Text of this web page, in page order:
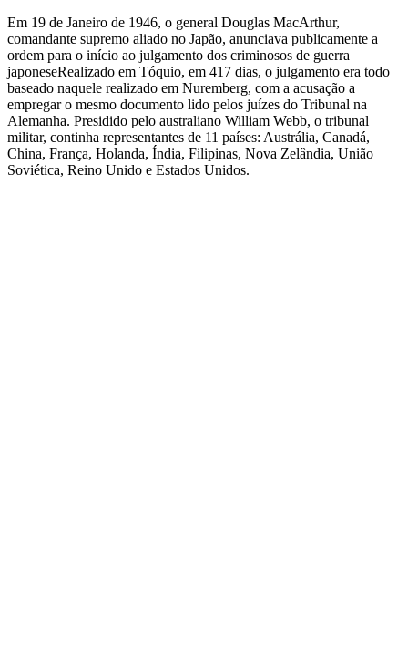
Em 19 de Janeiro de 1946, o general Douglas MacArthur,
comandante supremo aliado no Japão, anunciava publicamente a
ordem para o início ao julgamento dos criminosos de guerra
japoneseRealizado em Tóquio, em 417 dias, o julgamento era todo
baseado naquele realizado em Nuremberg, com a acusação a
empregar o mesmo documento lido pelos juízes do Tribunal na
Alemanha. Presidido pelo australiano William Webb, o tribunal
militar, continha representantes de 11 países: Austrália, Canadá,
China, França, Holanda, Índia, Filipinas, Nova Zelândia, União
Soviética, Reino Unido e Estados Unidos.